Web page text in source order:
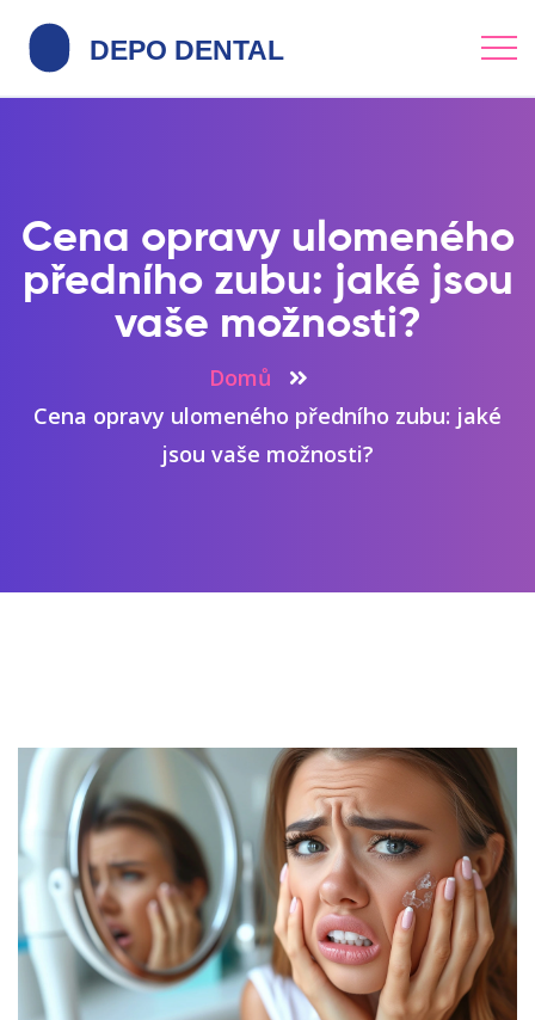
Cena opravy ulomeného
předního zubu: jaké jsou
vaše možnosti?
Domů
Cena opravy ulomeného předního zubu: jaké
jsou vaše možnosti?